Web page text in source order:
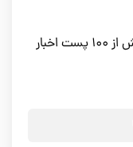
بزرگترین کانال فوتبال در روبیکا روزانه بیش از 100 پست اخبار